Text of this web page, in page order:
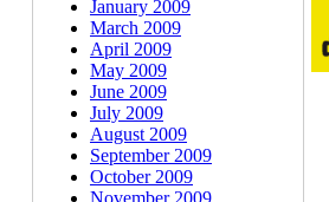
January 2009
March 2009
April 2009
May 2009
June 2009
July 2009
August 2009
September 2009
October 2009
November 2009